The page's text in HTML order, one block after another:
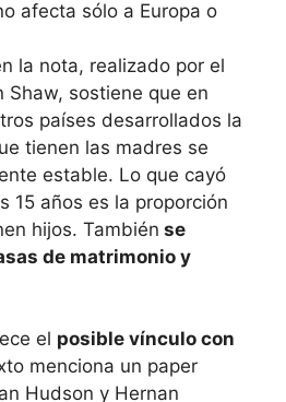
la nota, realizado por el
Shaw, sostiene que en
países desarrollados la
tienen las madres se
estable. Lo que cayó
15 años es la proporción
hijos. También se
de matrimonio y
el posible vínculo con
menciona un paper
Hudson y Hernan